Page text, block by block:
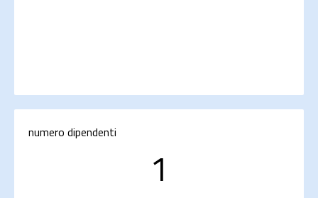
numero dipendenti
1